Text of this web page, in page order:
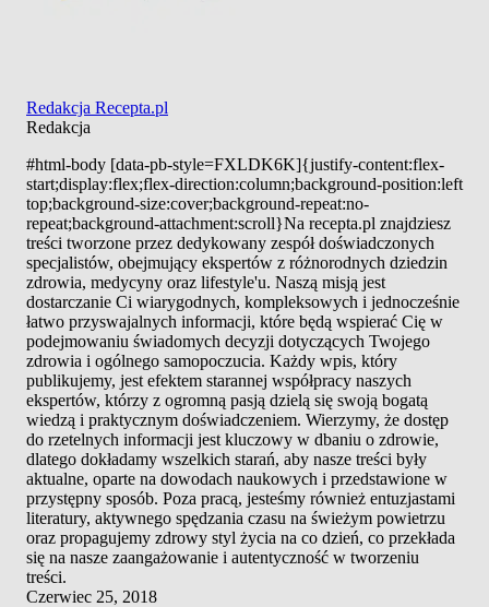
Redakcja Recepta.pl
Redakcja
#html-body [data-pb-style=FXLDK6K]{justify-content:flex-
start;display:flex;flex-direction:column;background-position:left
top;background-size:cover;background-repeat:no-
repeat;background-attachment:scroll}Na recepta.pl znajdziesz
treści tworzone przez dedykowany zespół doświadczonych
specjalistów, obejmujący ekspertów z różnorodnych dziedzin
zdrowia, medycyny oraz lifestyle'u. Naszą misją jest
dostarczanie Ci wiarygodnych, kompleksowych i jednocześnie
łatwo przyswajalnych informacji, które będą wspierać Cię w
podejmowaniu świadomych decyzji dotyczących Twojego
zdrowia i ogólnego samopoczucia. Każdy wpis, który
publikujemy, jest efektem starannej współpracy naszych
ekspertów, którzy z ogromną pasją dzielą się swoją bogatą
wiedzą i praktycznym doświadczeniem. Wierzymy, że dostęp
do rzetelnych informacji jest kluczowy w dbaniu o zdrowie,
dlatego dokładamy wszelkich starań, aby nasze treści były
aktualne, oparte na dowodach naukowych i przedstawione w
przystępny sposób. Poza pracą, jesteśmy również entuzjastami
literatury, aktywnego spędzania czasu na świeżym powietrzu
oraz propagujemy zdrowy styl życia na co dzień, co przekłada
się na nasze zaangażowanie i autentyczność w tworzeniu
treści.
Czerwiec 25, 2018